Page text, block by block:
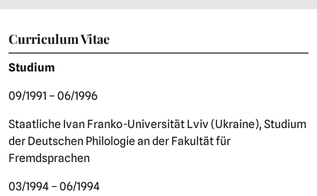
Curriculum Vitae
Studium
09/1991 – 06/1996
Staatliche Ivan Franko-Universität Lviv (Ukraine), Studium
der Deutschen Philologie an der Fakultät für
Fremdsprachen
03/1994 – 06/1994